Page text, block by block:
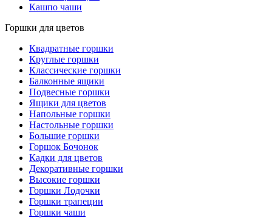
Кашпо чаши
Горшки для цветов
Квадратные горшки
Круглые горшки
Классические горшки
Балконные ящики
Подвесные горшки
Ящики для цветов
Напольные горшки
Настольные горшки
Большие горшки
Горшок Бочонок
Кадки для цветов
Декоративные горшки
Высокие горшки
Горшки Лодочки
Горшки трапеции
Горшки чаши